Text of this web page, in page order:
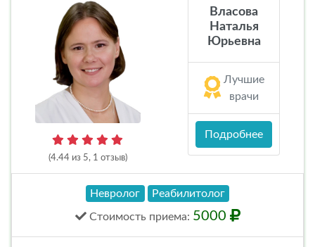
(4.44 из 5, 1 отзыв)
Власова
Наталья
Юрьевна
Лучшие
врачи
Подробнее
Невролог Реабилитолог
Стоимость приема: 5000